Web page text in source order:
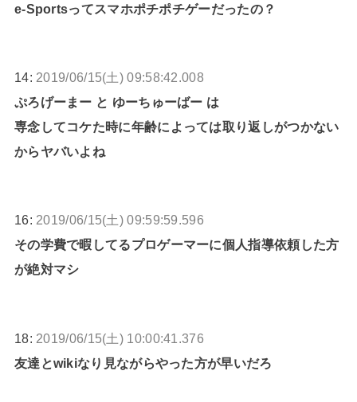
e-Sportsってスマホポチポチゲーだったの？
14: 2019/06/15(土) 09:58:42.008
ぷろげーまー と ゆーちゅーばー は
専念してコケた時に年齢によっては取り返しがつかない
からヤバいよね
16: 2019/06/15(土) 09:59:59.596
その学費で暇してるプロゲーマーに個人指導依頼した方
が絶対マシ
18: 2019/06/15(土) 10:00:41.376
友達とwikiなり見ながらやった方が早いだろ